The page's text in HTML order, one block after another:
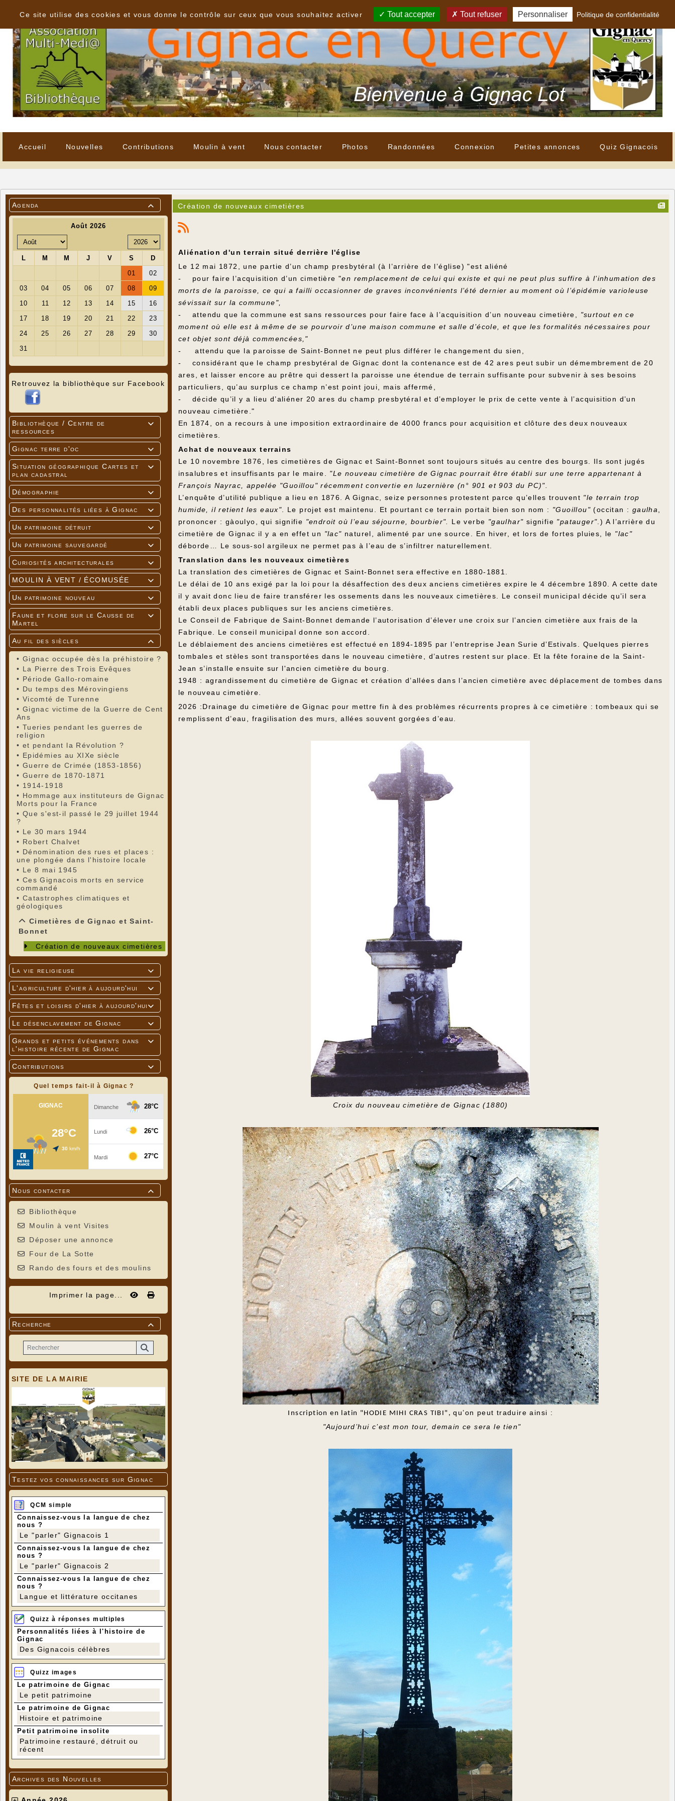
Accueil Nouvelles Contributions Moulin à vent Nous contacter Photos Randonnées Connexion Petites annonces Quiz Gignacois

Agenda
Retrouvez la bibliothèque sur Facebook

Bibliothèque / Centre de
ressources

Gignac terre d'oc

Situation géographique Cartes et
plan cadastral

Démographie

Des personnalités liées à Gignac

Un patrimoine détruit

Un patrimoine sauvegardé

Curiosités architecturales

MOULIN À VENT / ÉCOMUSÉE

Un patrimoine nouveau

Faune et flore sur le Causse de
Martel

Au fil des siècles
• Gignac occupée dès la préhistoire ?
• La Pierre des Trois Evêques
• Période Gallo-romaine
• Du temps des Mérovingiens
• Vicomté de Turenne
• Gignac victime de la Guerre de Cent
Ans
• Tueries pendant les guerres de
religion
• et pendant la Révolution ?
• Epidémies au XIXe siècle
• Guerre de Crimée (1853-1856)
• Guerre de 1870-1871
• 1914-1918
• Hommage aux instituteurs de Gignac
Morts pour la France
• Que s'est-il passé le 29 juillet 1944
?
• Le 30 mars 1944
• Robert Chalvet
• Dénomination des rues et places :
une plongée dans l'histoire locale
• Le 8 mai 1945
• Ces Gignacois morts en service
commandé
• Catastrophes climatiques et
géologiques
Cimetières de Gignac et Saint-
Bonnet
Création de nouveaux cimetières

La vie religieuse

L'agriculture d'hier à aujourd'hui

Fêtes et loisirs d'hier à aujourd'hui

Le désenclavement de Gignac

Grands et petits événements dans
l'histoire récente de Gignac

Contributions
Quel temps fait-il à Gignac ?

Nous contacter
Bibliothèque
Moulin à vent Visites
Déposer une annonce
Four de La Sotte
Rando des fours et des moulins
Imprimer la page...

Recherche
SITE DE LA MAIRIE
Testez vos connaissances sur Gignac
QCM simple
Connaissez-vous la langue de chez
nous ?
Le "parler" Gignacois 1
Connaissez-vous la langue de chez
nous ?
Le "parler" Gignacois 2
Connaissez-vous la langue de chez
nous ?
Langue et littérature occitanes
Quizz à réponses multiples
Personnalités liées à l'histoire de
Gignac
Des Gignacois célèbres
Quizz images
Le patrimoine de Gignac
Le petit patrimoine
Le patrimoine de Gignac
Histoire et patrimoine
Petit patrimoine insolite
Patrimoine restauré, détruit ou
récent
Archives des Nouvelles
Création de nouveaux cimetières
Aliénation d'un terrain situé derrière l'église
Le 12 mai 1872, une partie d’un champ presbytéral (à l’arrière de l’église) "est aliéné
- pour faire l’acquisition d’un cimetière "en remplacement de celui qui existe et qui ne peut plus suffire à l’inhumation des
morts de la paroisse, ce qui a failli occasionner de graves inconvénients l’été dernier au moment où l’épidémie varioleuse
sévissait sur la commune",
- attendu que la commune est sans ressources pour faire face à l’acquisition d’un nouveau cimetière, "surtout en ce
moment où elle est à même de se pourvoir d’une maison commune et salle d’école, et que les formalités nécessaires pour
cet objet sont déjà commencées,"
- attendu que la paroisse de Saint-Bonnet ne peut plus différer le changement du sien,
- considérant que le champ presbytéral de Gignac dont la contenance est de 42 ares peut subir un démembrement de 20
ares, et laisser encore au prêtre qui dessert la paroisse une étendue de terrain suffisante pour subvenir à ses besoins
particuliers, qu’au surplus ce champ n’est point joui, mais affermé,
- décide qu’il y a lieu d’aliéner 20 ares du champ presbytéral et d’employer le prix de cette vente à l’acquisition d’un
nouveau cimetière."
En 1874, on a recours à une imposition extraordinaire de 4000 francs pour acquisition et clôture des deux nouveaux
cimetières.
Achat de nouveaux terrains
Le 10 novembre 1876, les cimetières de Gignac et Saint-Bonnet sont toujours situés au centre des bourgs. Ils sont jugés
insalubres et insuffisants par le maire.
"Le nouveau cimetière de Gignac pourrait être établi sur une terre appartenant à
François Nayrac, appelée "Guoillou" récemment convertie en luzernière (n° 901 et 903 du PC)".
L’enquête d’utilité publique a lieu en 1876. A Gignac, seize personnes protestent parce qu’elles trouvent "le terrain trop
humide, il retient les eaux" . Le projet est maintenu. Et pourtant ce terrain portait bien son nom : "Guoillou" (occitan : gaulha
prononcer : gàoulyo, qui signifie "endroit où l’eau séjourne, bourbier". Le verbe "gaulhar" signifie "patauger" .) A l’arrière du
cimetière de Gignac il y a en effet un "lac" naturel, alimenté par une source. En hiver, et lors de fortes pluies, le "lac"
déborde… Le sous-sol argileux ne permet pas à l’eau de s’infiltrer naturellement.
Translation dans les nouveaux cimetières
La translation des cimetières de Gignac et Saint-Bonnet sera effective en 1880-1881.
Le délai de 10 ans exigé par la loi pour la désaffection des deux anciens cimetières expire le 4 décembre 1890. A cette date
il y avait donc lieu de faire transférer les ossements dans les nouveaux cimetières. Le conseil municipal décide qu’il sera
établi deux places publiques sur les anciens cimetières.
Le Conseil de Fabrique de Saint-Bonnet demande l’autorisation d’élever une croix sur l’ancien cimetière aux frais de la
Fabrique. Le conseil municipal donne son accord.
Le déblaiement des anciens cimetières est effectué en 1894-1895 par l’entreprise Jean Surie d’Estivals. Quelques pierres
tombales et stèles sont transportées dans le nouveau cimetière, d’autres restent sur place. Et la fête foraine de la Saint-
Jean s’installe ensuite sur l'ancien cimetière du bourg.
1948 : agrandissement du cimetière de Gignac et création d’allées dans l’ancien cimetière avec déplacement de tombes dans
le nouveau cimetière.
2026 :Drainage du cimetière de Gignac pour mettre fin à des problèmes récurrents propres à ce cimetière : tombeaux qui se
remplissent d’eau, fragilisation des murs, allées souvent gorgées d’eau.
Croix du nouveau cimetière de Gignac (1880)
Inscription en latin "HODIE MIHI CRAS TIBI",qu’on peut traduire ainsi :
"Aujourd’hui c’est mon tour, demain ce sera le tien"
Ce site utilise des cookies et vous donne le contrôle sur ceux que vous souhaitez activer
Tout accepter Tout refuser Personnaliser Politique de confidentialité